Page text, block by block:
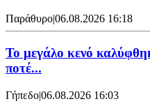
Παράθυρο|06.08.2026 16:18
Το μεγάλο κενό
ποτέ...
Γήπεδο|06.08.2026 16:03